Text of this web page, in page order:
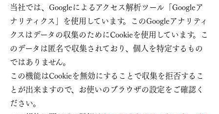
当社では、Googleによるアクセス解析ツール「Googleア
ナリティクス」を使用しています。このGoogleアナリティ
クスはデータの収集のためにCookieを使用しています。こ
のデータは匿名で収集されており、個人を特定するもの
ではありません。
この機能はCookieを無効にすることで収集を拒否するこ
とが出来ますので、お使いのブラウザの設定をご確認く
ださい。